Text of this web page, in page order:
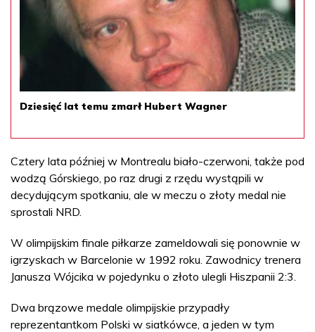
Dziesięć lat temu zmarł Hubert Wagner
Cztery lata później w Montrealu biało-czerwoni, także pod
wodzą Górskiego, po raz drugi z rzędu wystąpili w
decydującym spotkaniu, ale w meczu o złoty medal nie
sprostali NRD.
W olimpijskim finale piłkarze zameldowali się ponownie w
igrzyskach w Barcelonie w 1992 roku. Zawodnicy trenera
Janusza Wójcika w pojedynku o złoto ulegli Hiszpanii 2:3.
Dwa brązowe medale olimpijskie przypadły
reprezentantkom Polski w siatkówce, a jeden w tym